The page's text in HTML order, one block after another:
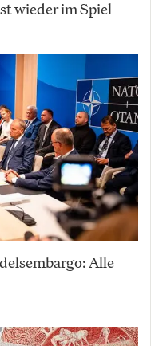
wieder im Spiel
Alle